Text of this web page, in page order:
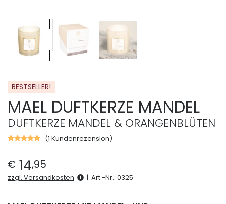
BESTSELLER!
MAEL DUFTKERZE MANDEL
DUFTKERZE MANDEL & ORANGENBLÜTEN
Bewertet
von
5,
basierend
auf
(1 Kundenrezension)
€ 14,95
zzgl. Versandkosten | Art.-Nr.: 0325